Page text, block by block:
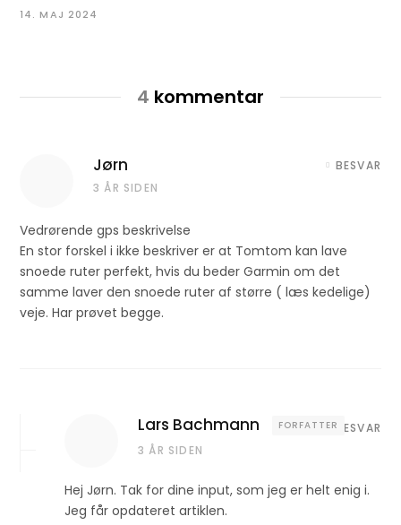
14. MAJ 2024
4 kommentar
Jørn
3 ÅR SIDEN
BESVAR
Vedrørende gps beskrivelse
En stor forskel i ikke beskriver er at Tomtom kan lave
snoede ruter perfekt, hvis du beder Garmin om det
samme laver den snoede ruter af større ( læs kedelige)
veje. Har prøvet begge.
Lars Bachmann FORFATTER
3 ÅR SIDEN
BESVAR
Hej Jørn. Tak for dine input, som jeg er helt enig i.
Jeg får opdateret artiklen.